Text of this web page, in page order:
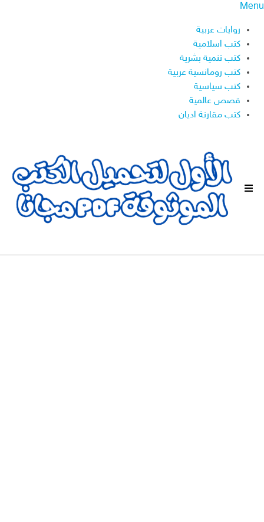
Menu
روايات عربية
كتب اسلامية
كتب تنمية بشرية
كتب رومانسية عربية
كتب سياسية
قصص عالمية
كتب مقارنة اديان
ا